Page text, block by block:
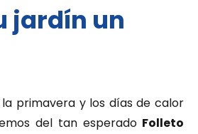
jardín un
primavera y los días de calor
del tan esperado Folleto